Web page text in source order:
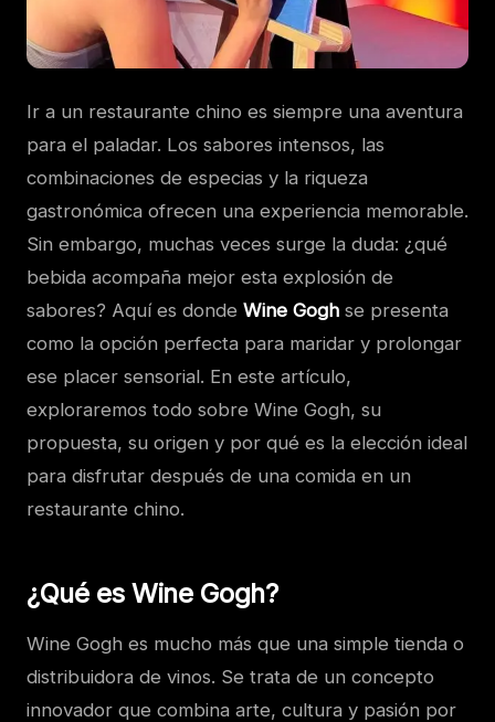
Ir a un restaurante chino es siempre una aventura
para el paladar. Los sabores intensos, las
combinaciones de especias y la riqueza
gastronómica ofrecen una experiencia memorable.
Sin embargo, muchas veces surge la duda: ¿qué
bebida acompaña mejor esta explosión de
sabores? Aquí es donde Wine Gogh se presenta
como la opción perfecta para maridar y prolongar
ese placer sensorial. En este artículo,
exploraremos todo sobre Wine Gogh, su
propuesta, su origen y por qué es la elección ideal
para disfrutar después de una comida en un
restaurante chino.
¿Qué es Wine Gogh?
Wine Gogh es mucho más que una simple tienda o
distribuidora de vinos. Se trata de un concepto
innovador que combina arte, cultura y pasión por